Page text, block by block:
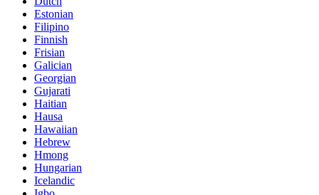
Estonian
Filipino
Finnish
Frisian
Galician
Georgian
Gujarati
Haitian
Hausa
Hawaiian
Hebrew
Hmong
Hungarian
Icelandic